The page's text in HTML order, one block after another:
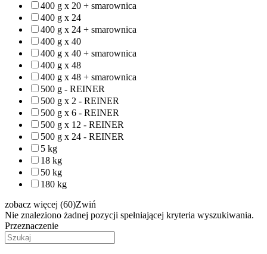
400 g x 20 + smarownica
400 g x 24
400 g x 24 + smarownica
400 g x 40
400 g x 40 + smarownica
400 g x 48
400 g x 48 + smarownica
500 g - REINER
500 g x 2 - REINER
500 g x 6 - REINER
500 g x 12 - REINER
500 g x 24 - REINER
5 kg
18 kg
50 kg
180 kg
zobacz więcej (60)Zwiń
Nie znaleziono żadnej pozycji spełniającej kryteria wyszukiwania.
Przeznaczenie